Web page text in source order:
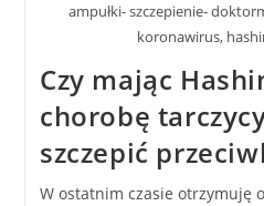
ampułki- szczepienie-
koronawirus,
Czy mając
chorobę
szczepić
W ostatnim czasie otrzymuję